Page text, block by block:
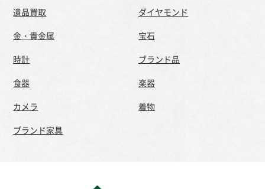
遺品買取
ダイヤモンド
金・貴金属
宝石
時計
ブランド品
食器
楽器
カメラ
着物
ブランド家具